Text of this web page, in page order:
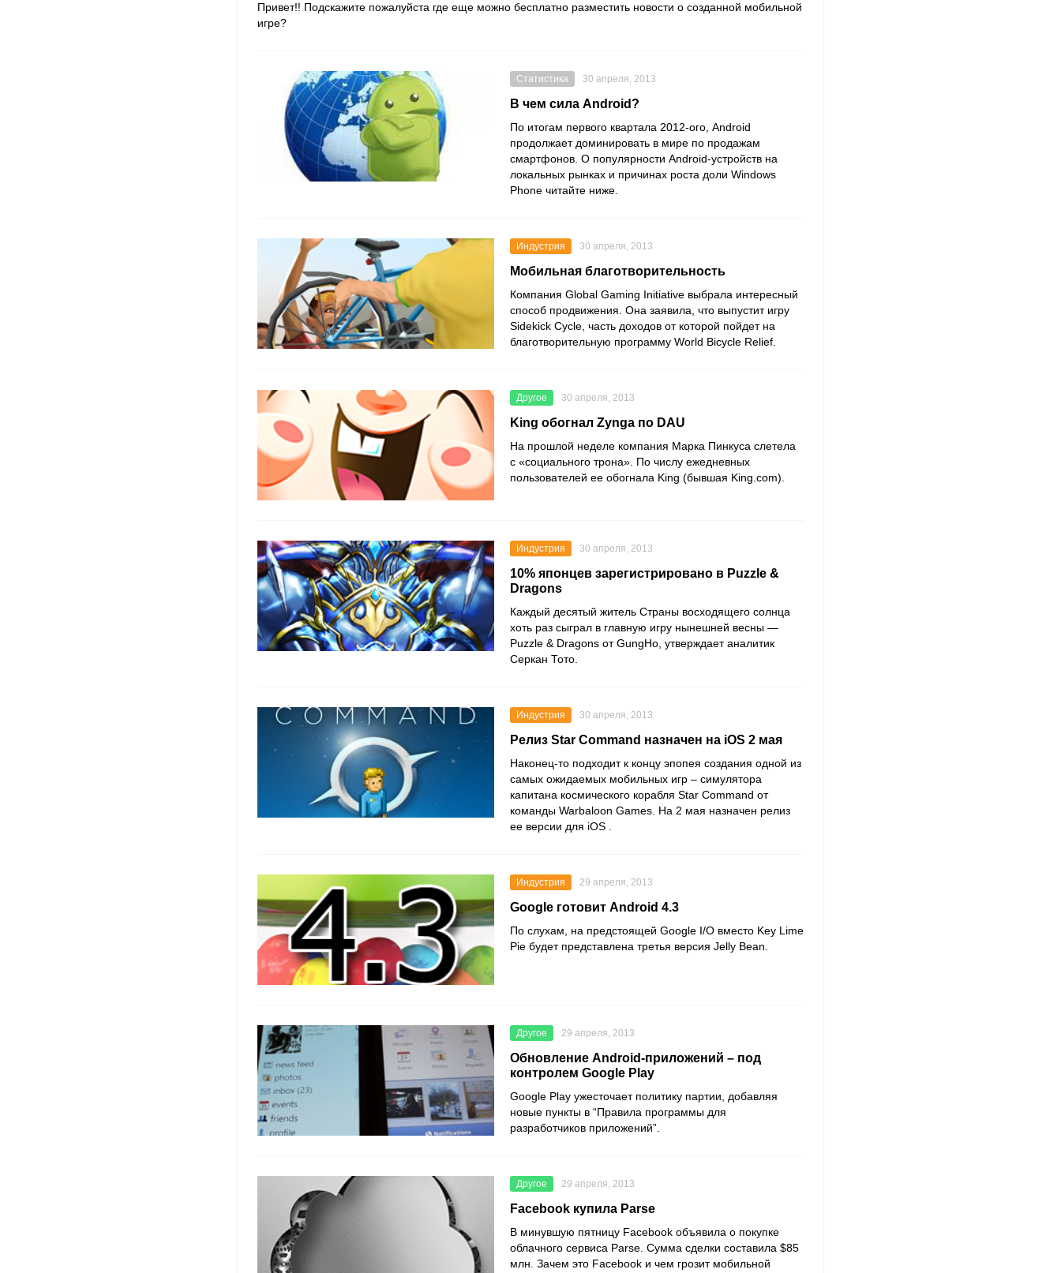
Привет!! Подскажите пожалуйста где еще можно бесплатно разместить новости о созданной мобильной
игре?
Статистика 30 апреля, 2013
В чем сила Android?
По итогам первого квартала 2012-ого, Android
продолжает доминировать в мире по продажам
смартфонов. О популярности Android-устройств на
локальных рынках и причинах роста доли Windows
Phone читайте ниже.
Индустрия 30 апреля, 2013
Мобильная благотворительность
Компания Global Gaming Initiative выбрала интересный
способ продвижения. Она заявила, что выпустит игру
Sidekick Cycle, часть доходов от которой пойдет на
благотворительную программу World Bicycle Relief.
Другое 30 апреля, 2013
King обогнал Zynga по DAU
На прошлой неделе компания Марка Пинкуса слетела
с «социального трона». По числу ежедневных
пользователей ее обогнала King (бывшая King.com).
Индустрия 30 апреля, 2013
10% японцев зарегистрировано в Puzzle &
Dragons
Каждый десятый житель Страны восходящего солнца
хоть раз сыграл в главную игру нынешней весны —
Puzzle & Dragons от GungHo, утверждает аналитик
Серкан Тото.
Индустрия 30 апреля, 2013
Релиз Star Command назначен на iOS 2 мая
Наконец-то подходит к концу эпопея создания одной из
самых ожидаемых мобильных игр – симулятора
капитана космического корабля Star Command от
команды Warbaloon Games. На 2 мая назначен релиз
ее версии для iOS .
Индустрия 29 апреля, 2013
Google готовит Android 4.3
По слухам, на предстоящей Google I/O вместо Key Lime
Pie будет представлена третья версия Jelly Bean.
Другое 29 апреля, 2013
Обновление Android-приложений – под
контролем Google Play
Google Play ужесточает политику партии, добавляя
новые пункты в “Правила программы для
разработчиков приложений”.
Другое 29 апреля, 2013
Facebook купила Parse
В минувшую пятницу Facebook объявила о покупке
облачного сервиса Parse. Сумма сделки составила $85
млн. Зачем это Facebook и чем грозит мобильной